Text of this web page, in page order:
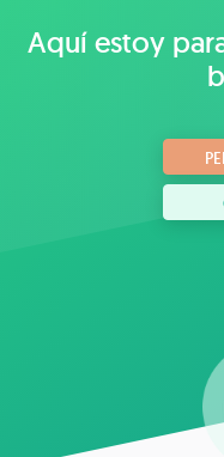
Aquí estoy